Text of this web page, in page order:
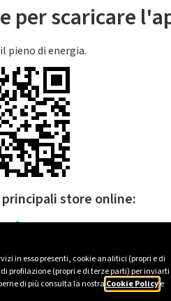
in esso presenti, cookie analitici (propri e di
profilazione (propri e di terze parti) per inviarti
di più consulta la nostra Cookie Policye
per scaricare
pieno di energia.
store online: